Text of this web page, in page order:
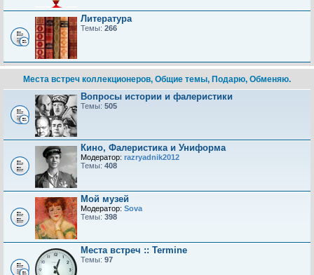
Литература
Темы: 266
Места встреч коллекционеров, Общие темы, Подарю, Обменяю.
Вопросы истории и фалеристики
Темы: 505
Кино, Фалеристика и Униформа
Модератор: razryadnik2012
Темы: 408
Мой музей
Модератор: Sova
Темы: 398
Места встреч :: Termine
Темы: 97